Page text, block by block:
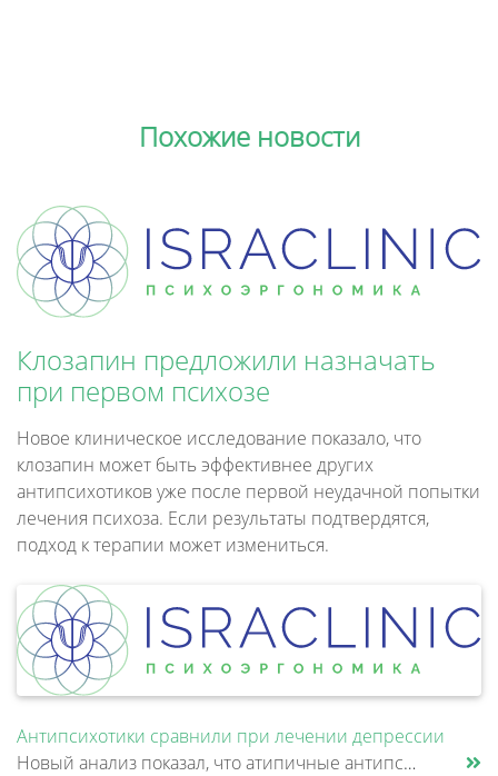
Похожие новости
Клозапин предложили назначать
при первом психозе
Новое клиническое исследование показало, что
клозапин может быть эффективнее других
антипсихотиков уже после первой неудачной попытки
лечения психоза. Если результаты подтвердятся,
подход к терапии может измениться.
Антипсихотики сравнили при лечении депрессии
Новый анализ показал, что атипичные антипсихотики, которые иногда добавляют к антидепрессантам при большом депрессивном......